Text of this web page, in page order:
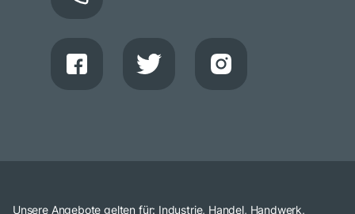
Unsere Angebote gelten für: Industrie, Handel, Handwerk,